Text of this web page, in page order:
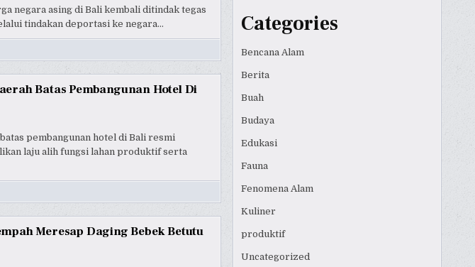
negara asing di Bali kembali ditindak tegas
tindakan deportasi ke negara…
Batas Pembangunan Hotel Di
pembangunan hotel di Bali resmi
laju alih fungsi lahan produktif serta
Meresap Daging Bebek Betutu
Categories
Bencana Alam
Berita
Buah
Budaya
Edukasi
Fauna
Fenomena Alam
Kuliner
produktif
Uncategorized